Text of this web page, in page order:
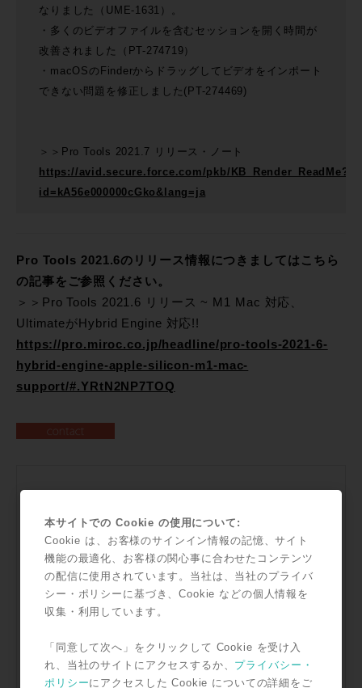
なりました（UME-1631）。
・多くのビデオファイルを含むセッションを開く時間が
改善されました（PT-274719）
・macOSのFinderからドラッグしてビデオをインポート
できない問題を修正しました(PT-274469)
＞＞Pro Tools 2021.7 リリース・ノート
https://avid.secure.force.com/pkb/KB_Render_ReadMe?
id=kA56e000000cGko&lang=ja
Pro Tools 2021.6のリリース情報につきましてはこちら
の記事をご参照ください。
＞＞Pro Tools 2021.6 リリース ~ M1 Mac 対応、
UltimateがHybrid Engine 対応!!
https://pro.miroc.co.jp/headline/pro-tools-2021-6-
hybrid-engine-apple-silicon-m1-mac-
support/#.YRtN2NP7TOQ
本サイトでの Cookie の使用について:
Cookie は、お客様のサインイン情報の記憶、サイト
機能の最適化、お客様の関心事に合わせたコンテンツ
の配信に使用されています。当社は、当社のプライバ
シー・ポリシーに基づき、Cookie などの個人情報を
収集・利用しています。
「同意して次へ」をクリックして Cookie を受け入
れ、当社のサイトにアクセスするか、 プライバシー・
ポリシーにアクセスした Cookie についての詳細をご